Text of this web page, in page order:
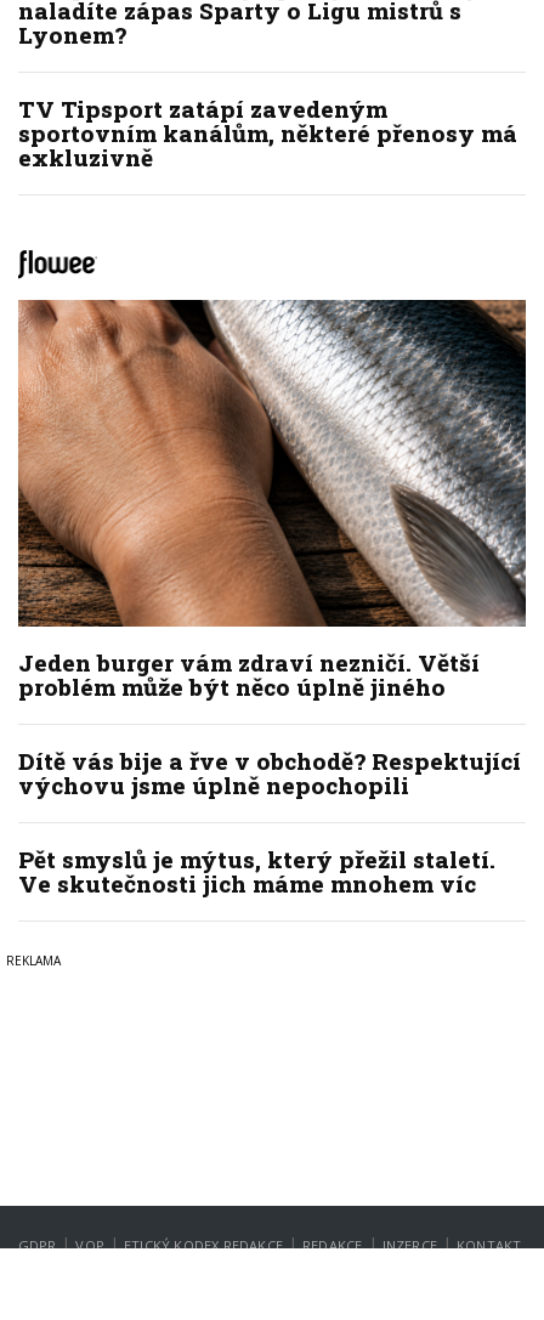
naladíte zápas Sparty o Ligu mistrů s
Lyonem?
TV Tipsport zatápí zavedeným
sportovním kanálům, některé přenosy má
exkluzivně
Jeden burger vám zdraví nezničí. Větší
problém může být něco úplně jiného
Dítě vás bije a řve v obchodě? Respektující
výchovu jsme úplně nepochopili
Pět smyslů je mýtus, který přežil staletí.
Ve skutečnosti jich máme mnohem víc
GDPR | VOP | ETICKÝ KODEX REDAKCE | REDAKCE | INZERCE | KONTAKT